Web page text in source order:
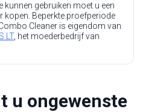
kunnen gebruiken moet u een
kopen. Beperkte proefperiode
Cleaner is eigendom van
LT, het moederbedrijf van
u ongewenste